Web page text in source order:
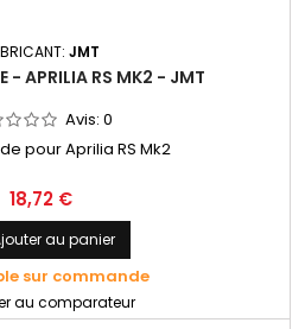
JMT
- APRILIA RS MK2 - JMT
Avis: 0
pour Aprilia RS Mk2
18,72 €
au panier
sur commande
au comparateur